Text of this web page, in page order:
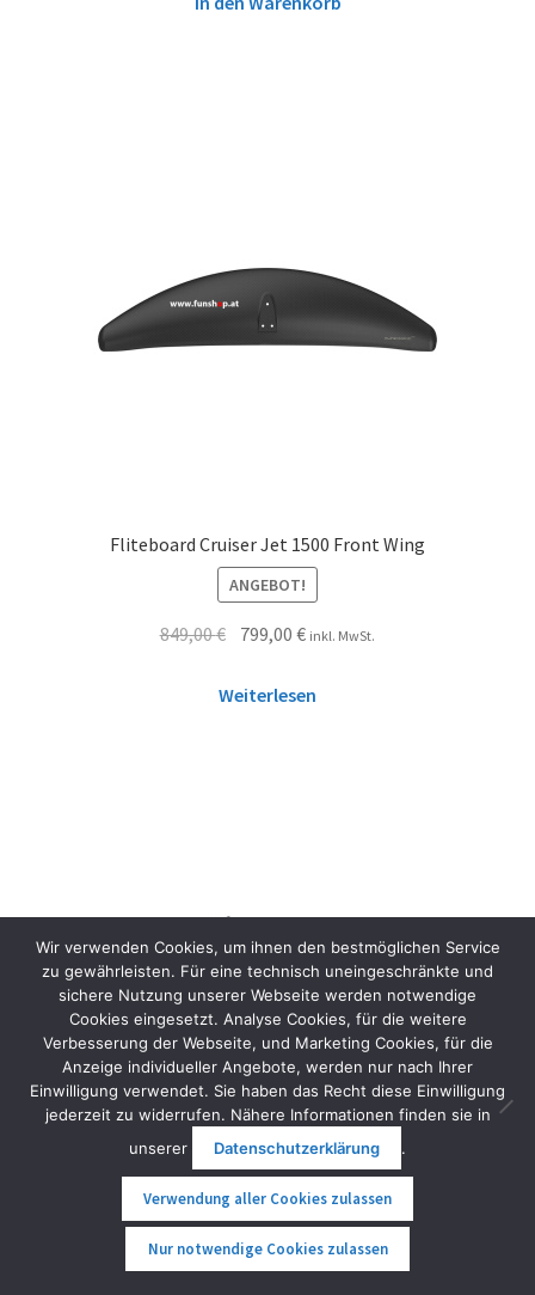
Fliteboard Cruiser Jet 1500 Front Wing
ANGEBOT!
849,00€ 799,00€ inkl. MwSt.
Weiterlesen
Stabiliser
Wir verwenden Cookies, um ihnen den bestmöglichen Service
zu gewährleisten. Für eine technisch uneingeschränkte und
sichere Nutzung unserer Webseite werden notwendige
Cookies eingesetzt. Analyse Cookies, für die weitere
Verbesserung der Webseite, und Marketing Cookies, für die
Anzeige individueller Angebote, werden nur nach Ihrer
Einwilligung verwendet. Sie haben das Recht diese Einwilligung
jederzeit zu widerrufen. Nähere Informationen finden sie in
unserer
Datenschutzerklärung .
Verwendung aller Cookies zulassen
Nur notwendige Cookies zulassen